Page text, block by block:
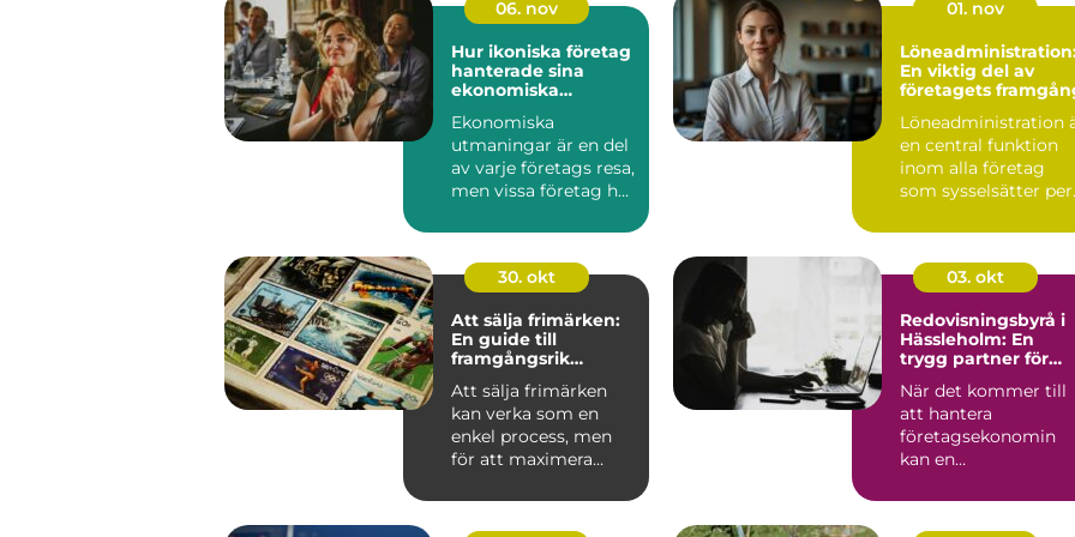
06. nov
Hur ikoniska företag
hanterade sina
ekonomiska
Ekonomiska
utmaningar är en del
av varje företags resa,
men vissa företag har
01. nov
En viktig del av
företagets
Löneadministration
en central funktion
inom alla företag
som sysselsätter
30. okt
Att sälja frimärken:
En guide till
framgångsrik
Att sälja frimärken
kan verka som en
enkel process, men
för att maximera
03. okt
Redovisningsbyrå i
Hässleholm: En
trygg partner för
När det kommer till
att hantera
företagsekonomin
kan en
Häss...